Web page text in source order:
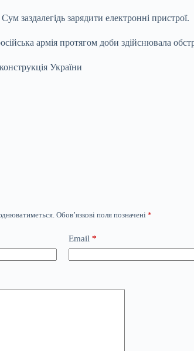
заздалегідь зарядити електронні пристрої.
армія протягом доби здійснювала
України
Обов’язкові поля позначені *
Email *